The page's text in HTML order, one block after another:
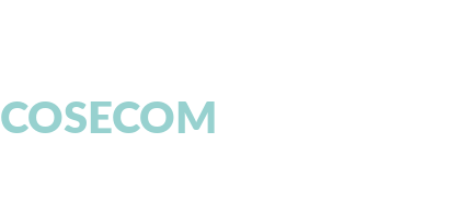
COSECOM